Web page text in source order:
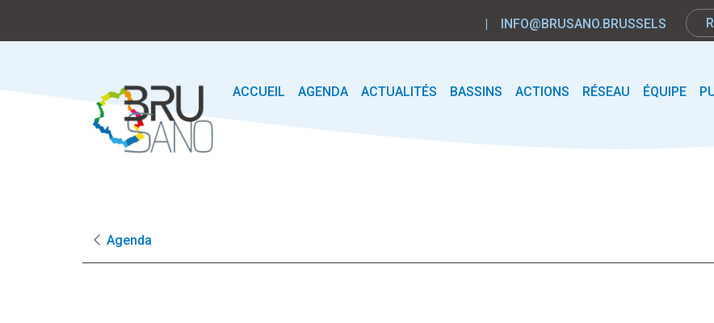
| INFO@BRUSANO.BRUSSELS
ACCUEIL AGENDA ACTUALITÉS BASSINS ACTIONS RÉSEAU ÉQUIPE
Agenda